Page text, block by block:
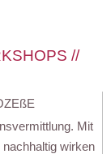
//
Mit
wirken